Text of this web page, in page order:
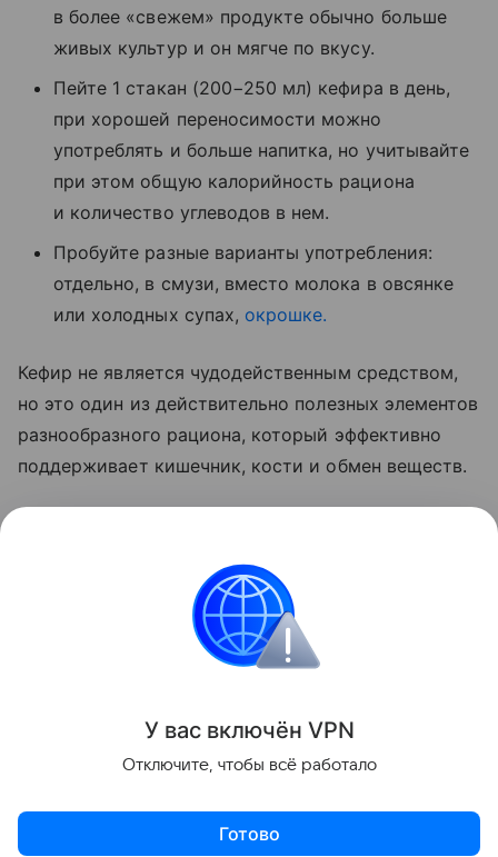
в более «свежем» продукте обычно больше
живых культур и он мягче по вкусу.
Пейте 1 стакан (200−250 мл) кефира в день,
при хорошей переносимости можно
употреблять и больше напитка, но учитывайте
при этом общую калорийность рациона
и количество углеводов в нем.
Пробуйте разные варианты употребления:
отдельно, в смузи, вместо молока в овсянке
или холодных супах, окрошке.
Кефир не является чудодейственным средством,
но это один из действительно полезных элементов
разнообразного рациона, который эффективно
поддерживает кишечник, кости и обмен веществ.
Красота и здоровье
Поделиться
У вас включён VPN
Отключите, чтобы всё работало
Готово